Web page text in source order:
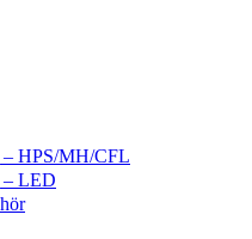
– HPS/MH/CFL
– LED